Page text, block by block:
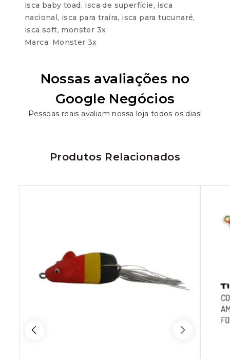
isca baby toad, isca de superfície, isca
nacional, isca para traíra, isca para tucunaré,
isca soft, monster 3x
Marca: Monster 3x
Nossas avaliações no
Google Negócios
Pessoas reais avaliam nossa loja todos os dias!
Produtos Relacionados